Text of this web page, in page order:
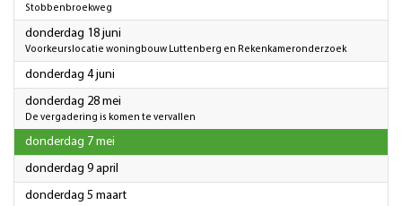
Stobbenbroekweg
donderdag 18 juni
Voorkeurslocatie woningbouw Luttenberg en Rekenkameronderzoek
donderdag 4 juni
donderdag 28 mei
De vergadering is komen te vervallen
donderdag 7 mei
donderdag 9 april
donderdag 5 maart2026